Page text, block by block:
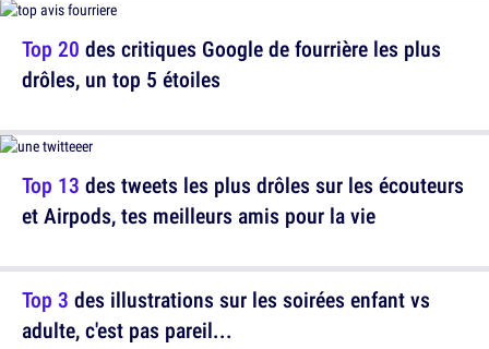
Top 13 des tweets les plus drôles sur les écouteurs
et Airpods, tes meilleurs amis pour la vie
Top 20 des critiques Google de fourrière les plus
drôles, un top 5 étoiles
Top 3 des illustrations sur les soirées enfant vs
adulte, c'est pas pareil...